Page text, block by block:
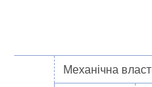
Механічна